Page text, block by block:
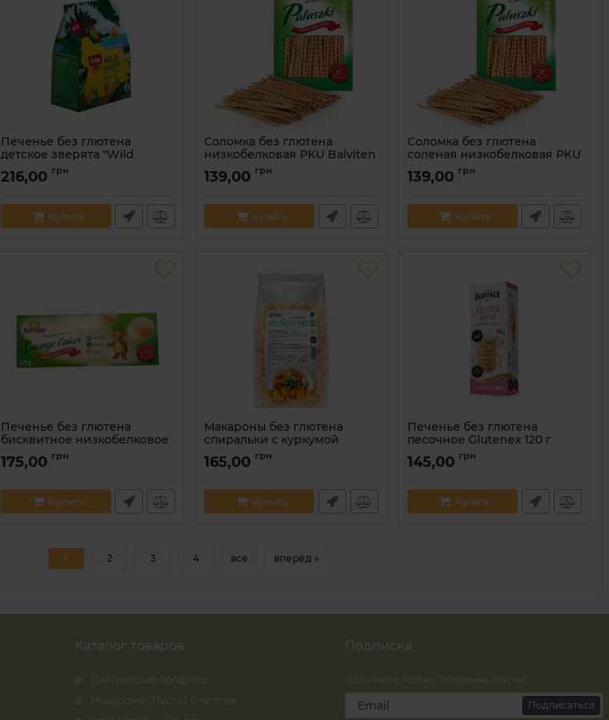
Печенье без глютена
детское зверята "Wild
Biscuits" Dr. Schar 115 г
Артикул: 8008698041369
216,00 грн
Купить
Соломка без глютена
низкобелковая PKU Balviten
Артикул: 5907653100871
139,00 грн
Купить
Соломка без глютена
соленая низкобелковая PKU
Balviten 70 г
Артикул: 5907653100956
139,00 грн
Купить
Печенье без глютена
бисквитное низкобелковое
PKU Balviten 125 г
Артикул: 5907653101267
175,00 грн
Купить
Макароны без глютена
спиральки с куркумой
низкобелковые PKU
Glutenex 250 г
165,00 грн
Купить
Печенье без глютена
песочное Glutenex 120 г
Артикул: 5901866000324
145,00 грн
Купить
1 2 3 4 все вперёд »
Каталог товаров
Диетические продукты
Макароны | Паста | Спагетти
Подписка
Получайте только полезные статьи!
Подписаться